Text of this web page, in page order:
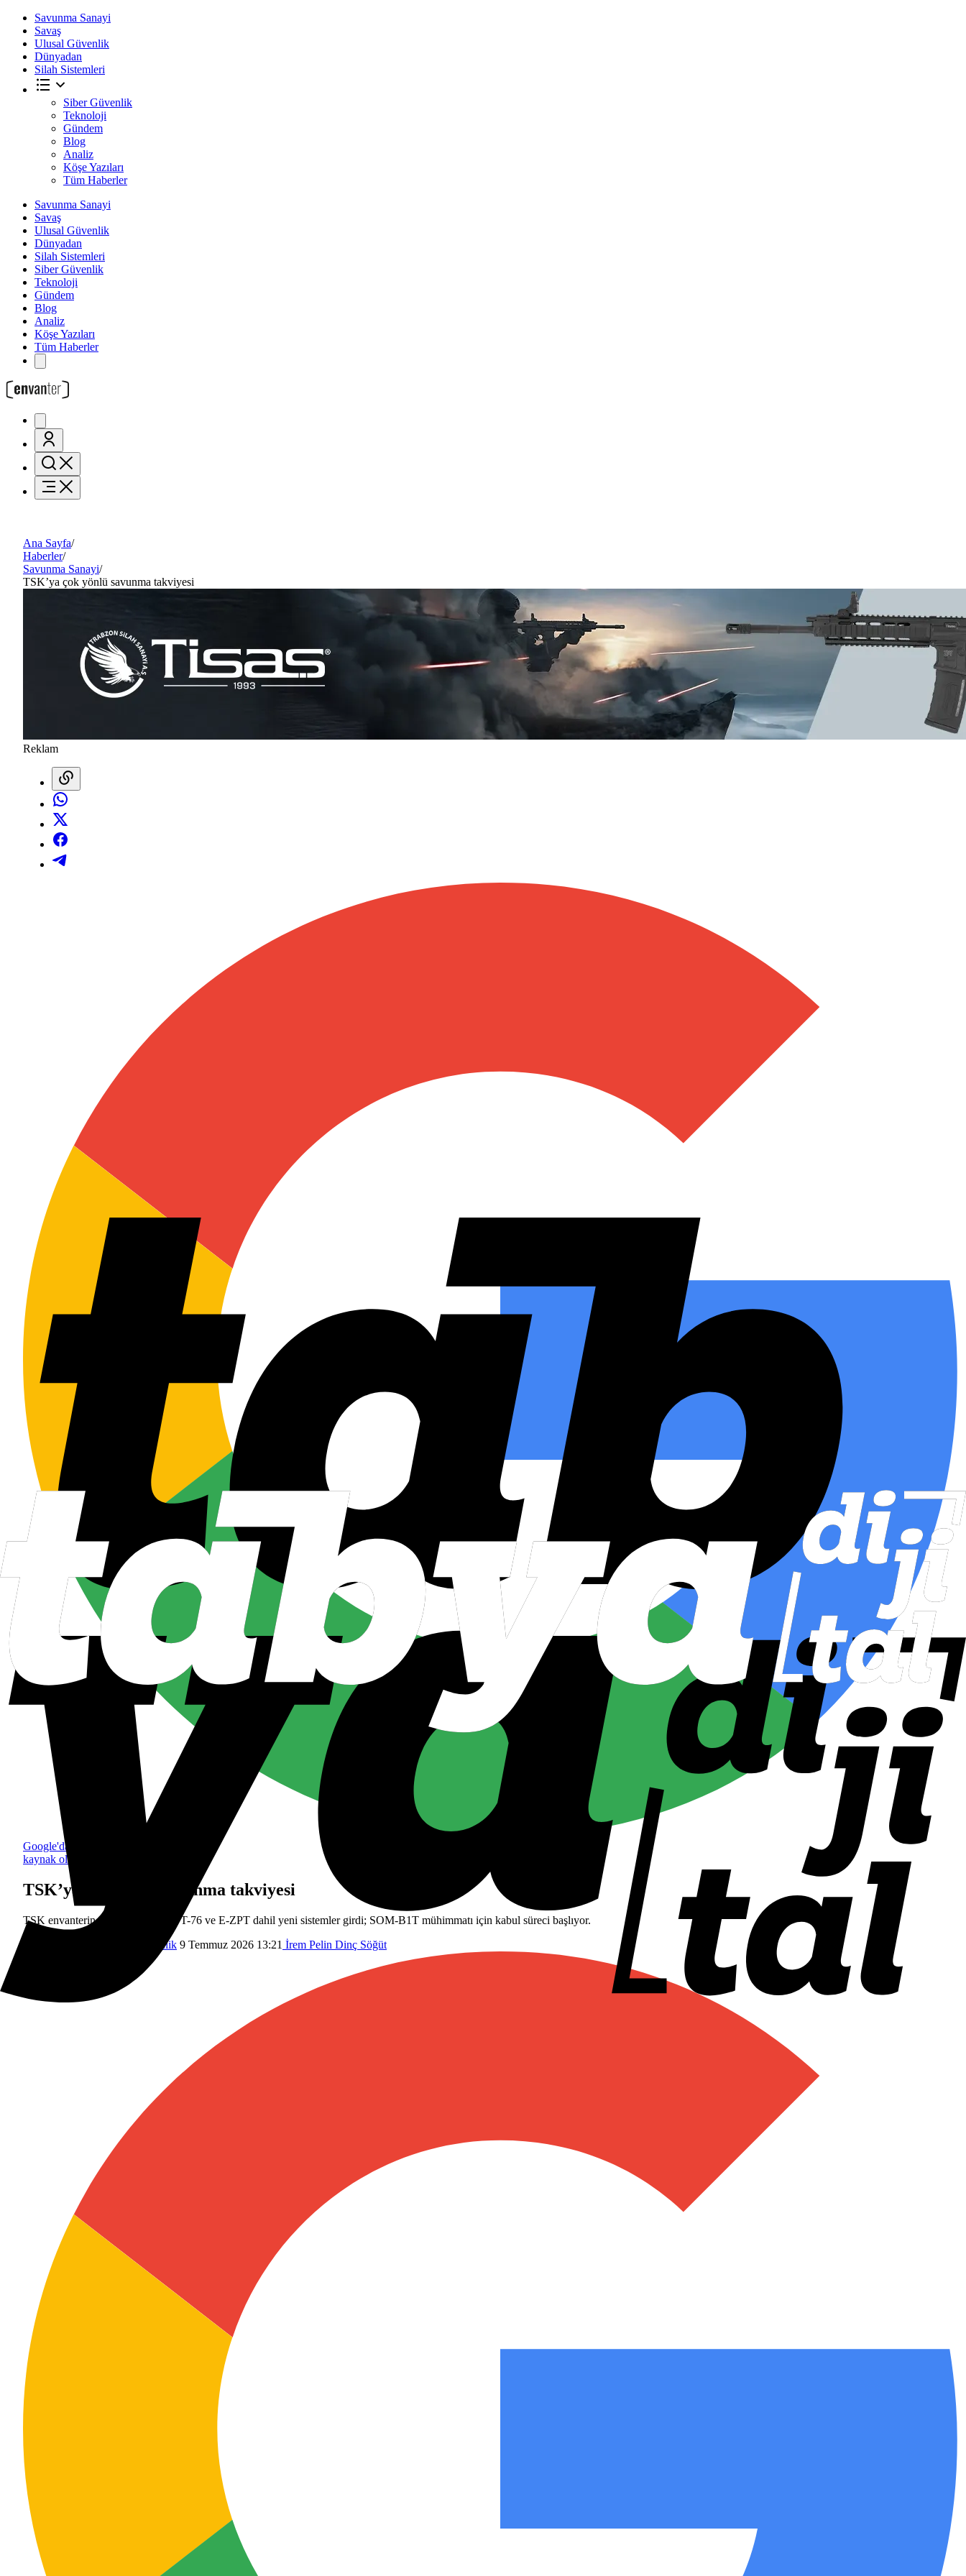
Savunma Sanayi
Savaş
Ulusal Güvenlik
Dünyadan
Silah Sistemleri
Siber Güvenlik
Teknoloji
Gündem
Blog
Analiz
Köşe Yazıları
Tüm Haberler
Savunma Sanayi
Savaş
Ulusal Güvenlik
Dünyadan
Silah Sistemleri
Siber Güvenlik
Teknoloji
Gündem
Blog
Analiz
Köşe Yazıları
Tüm Haberler
Ana Sayfa/
Haberler/
Savunma Sanayi/
TSK’ya çok yönlü savunma takviyesi
Reklam
Google'da tercih edilen
kaynak olarak ekle
TSK’ya çok yönlü savunma takviyesi
TSK envanterine TB-3 SİHA, MPT-76 ve E-ZPT dahil yeni sistemler girdi; SOM-B1T mühimmatı için kabul süreci başlıyor.
Ulusal Güvenlik 9 Temmuz 2026 13:21 İrem Pelin Dinç Söğüt